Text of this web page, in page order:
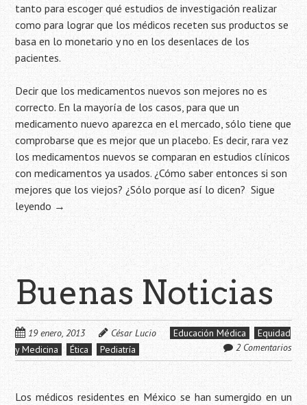
tanto para escoger qué estudios de investigación realizar
como para lograr que los médicos receten sus productos se
basa en lo monetario y no en los desenlaces de los
pacientes.
Decir que los medicamentos nuevos son mejores no es
correcto. En la mayoría de los casos, para que un
medicamento nuevo aparezca en el mercado, sólo tiene que
comprobarse que es mejor que un placebo. Es decir, rara vez
los medicamentos nuevos se comparan en estudios clínicos
con medicamentos ya usados. ¿Cómo saber entonces si son
mejores que los viejos? ¿Sólo porque así lo dicen?Sigue
leyendo→
Buenas Noticias
19 enero, 2013 César Lucio Educación Médica
Equidad
y Medicina
Ética Pediatría 2 Comentarios
Los médicos residentes en México se han sumergido en un